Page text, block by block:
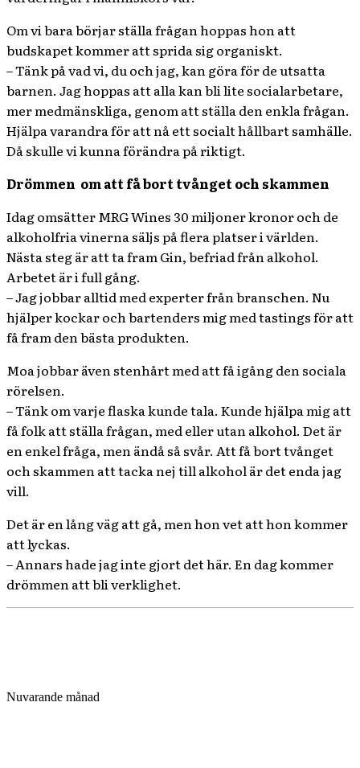
Om vi bara börjar ställa frågan hoppas hon att
budskapet kommer att sprida sig organiskt.
– Tänk på vad vi, du och jag, kan göra för de utsatta
barnen. Jag hoppas att alla kan bli lite socialarbetare,
mer medmänskliga, genom att ställa den enkla frågan.
Hjälpa varandra för att nå ett socialt hållbart samhälle.
Då skulle vi kunna förändra på riktigt.
Drömmen om att få bort tvånget och skammen
Idag omsätter MRG Wines 30 miljoner kronor och de
alkoholfria vinerna säljs på flera platser i världen.
Nästa steg är att ta fram Gin, befriad från alkohol.
Arbetet är i full gång.
– Jag jobbar alltid med experter från branschen. Nu
hjälper kockar och bartenders mig med tastings för att
få fram den bästa produkten.
Moa jobbar även stenhårt med att få igång den sociala
rörelsen.
– Tänk om varje flaska kunde tala. Kunde hjälpa mig att
få folk att ställa frågan, med eller utan alkohol. Det är
en enkel fråga, men ändå så svår. Att få bort tvånget
och skammen att tacka nej till alkohol är det enda jag
vill.
Det är en lång väg att gå, men hon vet att hon kommer
att lyckas.
– Annars hade jag inte gjort det här. En dag kommer
drömmen att bli verklighet.
Nuvarande månad